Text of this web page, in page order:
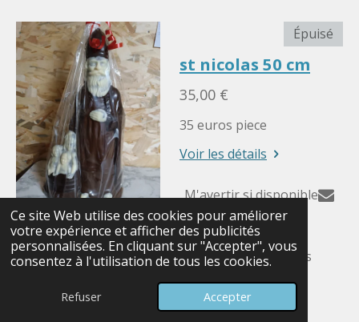
Ce site Web utilise des cookies pour améliorer
votre expérience et afficher des publicités
personnalisées. En cliquant sur "Accepter", vous
consentez à l'utilisation de tous les cookies.
Refuser Accepter
Épuisé
st nicolas 50 cm
35,00 €
35 euros piece
Voir les détails
M'avertir si disponible
© 2025 - 2026 nos petits plaisirs de tous les jours